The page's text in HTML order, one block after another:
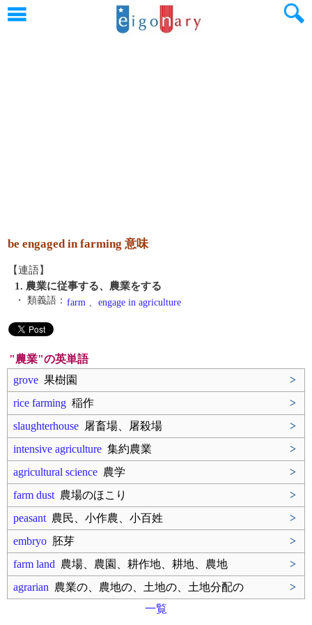
be engaged in farming 意味
【連語】
1. 農業に従事する、農業をする
・ 類義語： farm 、 engage in agriculture
"農業"の英単語
grove 果樹園
>
rice farming 稲作
>
slaughterhouse 屠畜場、屠殺場
>
intensive agriculture 集約農業
>
agricultural science 農学
>
farm dust 農場のほこり
>
peasant 農民、小作農、小百姓
>
embryo 胚芽
>
farm land 農場、農園、耕作地、耕地、農地
>
agrarian 農業の、農地の、土地の、土地分配の
>
一覧